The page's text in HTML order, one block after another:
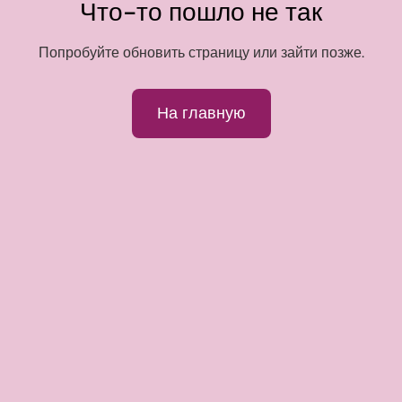
Что-то пошло не так
Попробуйте обновить страницу или зайти позже.
На главную